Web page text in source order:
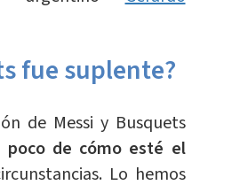
fue suplente?
de Messi y Busquets
poco de cómo esté el
Lo hemos